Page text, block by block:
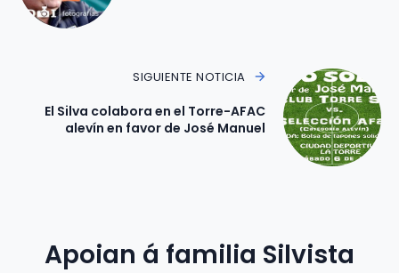
SIGUIENTE NOTICIA
El Silva colabora en el Torre-AFAC
alevín en favor de José Manuel
Apoian á familia Silvista